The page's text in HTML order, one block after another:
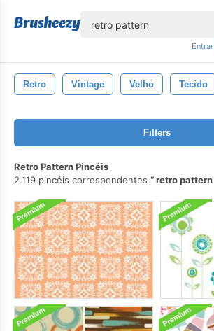
Entrar
Retro Vintage Velho Tecido
Filters
Retro Pattern Pincéis
2.119 pincéis correspondentes
retro pattern